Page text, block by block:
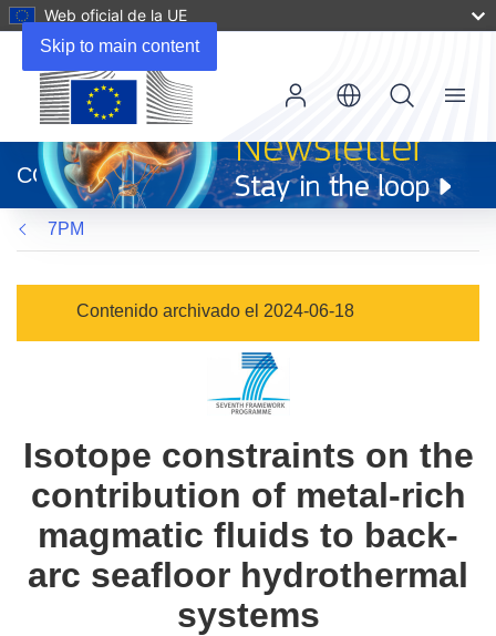
Skip to main content
Web oficial de la UE
abrirá
en
una
nueva
ventana)
CORDIS
Menu
7PM
Contenido archivado el 2024-06-18
Isotope constraints on the
contribution of metal-rich
magmatic fluids to back-
arc seafloor hydrothermal
systems